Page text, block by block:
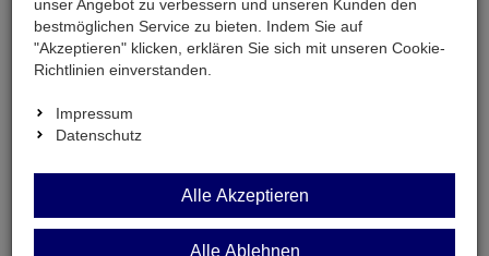
Weiter einkaufen Kessler electronic
passiv
Kondensatoren
MKS4 0,033U 250V RM7,5
MKS4 0,033U 250V
RM7,5
unser Angebot zu verbessern und unseren Kunden den
bestmöglichen Service zu bieten. Indem Sie auf
"Akzeptieren" klicken, erklären Sie sich mit unseren Cookie-
Richtlinien einverstanden.
Impressum
Datenschutz
Alle Akzeptieren
Alle Ablehnen